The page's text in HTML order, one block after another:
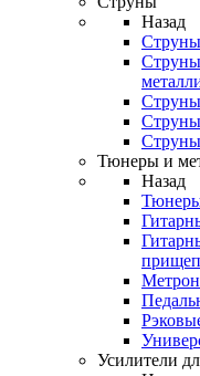
Назад
Струны
Струны
Струны
Струны
Струны
Тюнеры и
Назад
Усилители